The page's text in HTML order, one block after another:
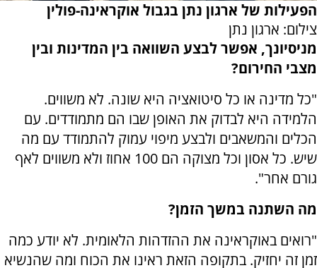
הפעילות של ארגון נתן בגבול אוקראינה-פולין
צילום: ארגון נתן
מניסיונך, אפשר לבצע השוואה בין המדינות ובין
מצבי החירום?
"כל מדינה או כל סיטואציה היא שונה. לא משווים.
הלמידה היא לבדוק את האופן שבו הם מתמודדים. עם
הכלים והמשאבים ולבצע מיפוי עמוק להתמודד עם מה
שיש. כל אסון וכל מצוקה הם 100 אחוז ולא משווים לאף
גורם אחר".
מה השתנה במשך הזמן?
"רואים באוקראינה את ההזדהות הלאומית. לא יודע כמה
זמן זה יחזיק. בתקופה הזאת ראינו את הכוח ומה שהנשיא